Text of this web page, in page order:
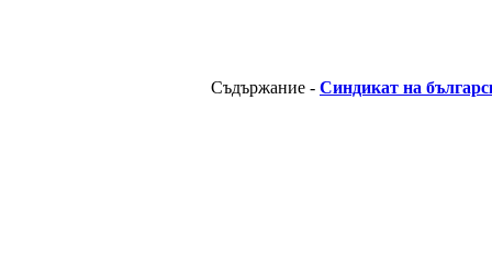
Съдържание - Синдикат на